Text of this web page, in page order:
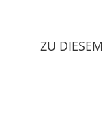
ZU DIESEM